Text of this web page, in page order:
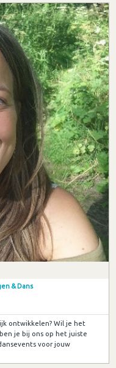
& Dans
ontwikkelen? Wil je het
je bij ons op het juiste
voor jouw